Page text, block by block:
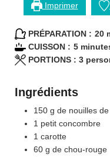
Imprimer
PRÉPARATION : 20
CUISSON : 5minutes
PORTIONS : 3
Ingrédients
150 g de nouilles
1 petit concombre
1 carotte
60 g de chou-rouge